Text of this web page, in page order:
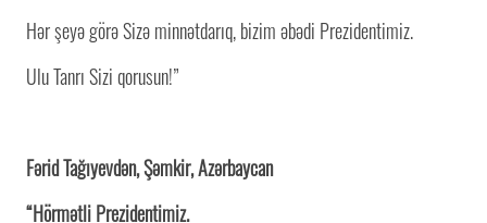
Hər şeyə görə Sizə minnətdarıq, bizim əbədi Prezidentimiz.
Ulu Tanrı Sizi qorusun!”
Fərid Tağıyevdən, Şəmkir, Azərbaycan
“Hörmətli Prezidentimiz.